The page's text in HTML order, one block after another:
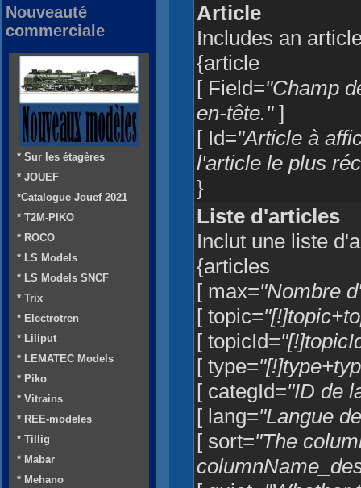
Article
Includes an
{article
[ Field="Champ
en-tête."]
[ Id="Article à
l'article le plus
}
Liste d'articles
Inclut une liste
{articles
[ max="Nombre
[ topic=
[ topicId=
[ type=
[ categId="ID de
[ lang="Langue
[ sort="The
Nouveauté
commerciale
* Sur les étagères
* JOUEF
*Catalogue Jouef 2021
* T2M-PIKO
* ROCO
* LS Models
* LS Models SNCF
* Trix
* Electrotren
* Liliput
* LEMATEC Models
* Piko
* Vitrains
* REE-modeles
* Tillig
* Mabar
* Mehano